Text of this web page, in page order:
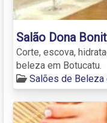
Salão Dona
Corte, escova,
beleza em Botucatu.
Salões de Beleza